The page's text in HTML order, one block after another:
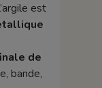
est
de
bande,